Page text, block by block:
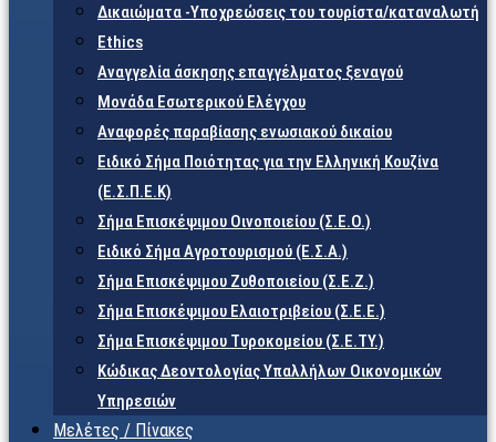
Δικαιώματα -Υποχρεώσεις του τουρίστα/καταναλωτή
Ethics
Αναγγελία άσκησης επαγγέλματος ξεναγού
Μονάδα Εσωτερικού Ελέγχου
Αναφορές παραβίασης ενωσιακού δικαίου
Ειδικό Σήμα Ποιότητας για την Ελληνική Κουζίνα
(Ε.Σ.Π.Ε.Κ)
Σήμα Επισκέψιμου Οινοποιείου (Σ.Ε.Ο.)
Ειδικό Σήμα Αγροτουρισμού (Ε.Σ.Α.)
Σήμα Επισκέψιμου Ζυθοποιείου (Σ.Ε.Ζ.)
Σήμα Επισκέψιμου Ελαιοτριβείου (Σ.Ε.Ε.)
Σήμα Επισκέψιμου Τυροκομείου (Σ.Ε.TY.)
Κώδικας Δεοντολογίας Υπαλλήλων Οικονομικών
Υπηρεσιών
Μελέτες / Πίνακες